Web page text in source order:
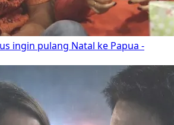
ingin pulang Natal ke Papua -